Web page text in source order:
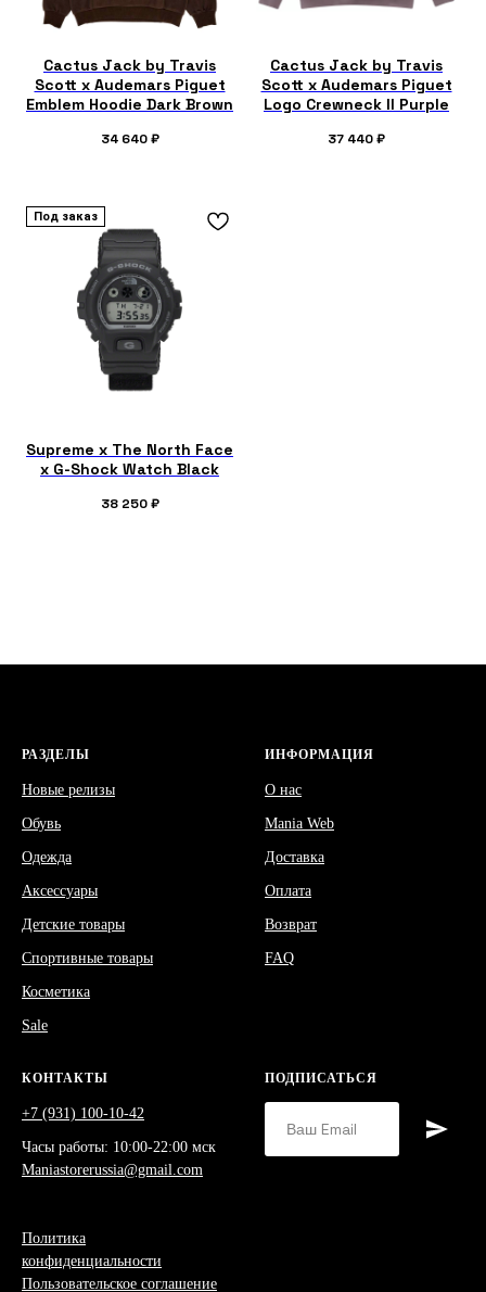
Cactus Jack by Travis
Scott x Audemars Piguet
Emblem Hoodie Dark Brown
34 640 ₽
Cactus Jack by Travis
Scott x Audemars Piguet
Logo Crewneck II Purple
37 440₽
Под заказ
Supreme x The North Face
x G-Shock Watch Black
38 250 ₽
РАЗДЕЛЫ
Новые релизы
Обувь
Одежда
Аксессуары
Детские товары
Спортивные товары
Косметика
Sale
ИНФОРМАЦИЯ
О нас
Mania Web
Доставка
Оплата
Возврат
FAQ
КОНТАКТЫ
+7 (931) 100-10-42
Часы работы: 10:00-22:00 мск
Maniastorerussia@gmail.com
Политика
конфиденциальности
Пользовательское соглашение
ПОДПИСАТЬСЯ